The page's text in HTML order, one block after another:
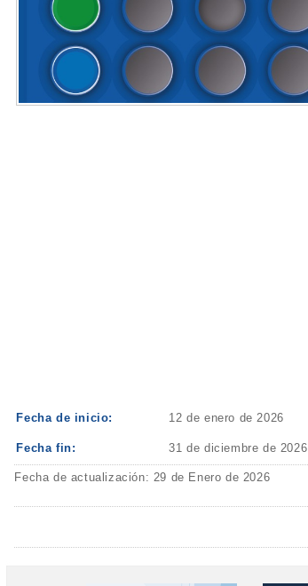
Fecha de inicio: 12 de enero de 2026
Fecha fin: 31 de diciembre de 2026
Fecha de actualización: 29 de Enero de 2026